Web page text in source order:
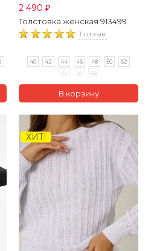
2 490 ₽
Толстовка женская 913499
1 отзыв
40 42 44 46 48 50
52
54
56 58
ХИТ!